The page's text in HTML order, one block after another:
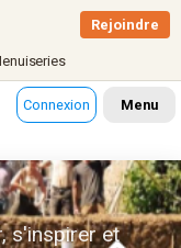
Rejoindre
Connexion Menu
s'inspirer et